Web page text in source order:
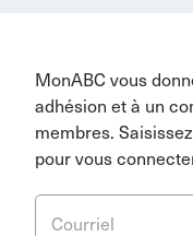
MonABC vous
adhésion et à un
membres.
pour vous
Courriel